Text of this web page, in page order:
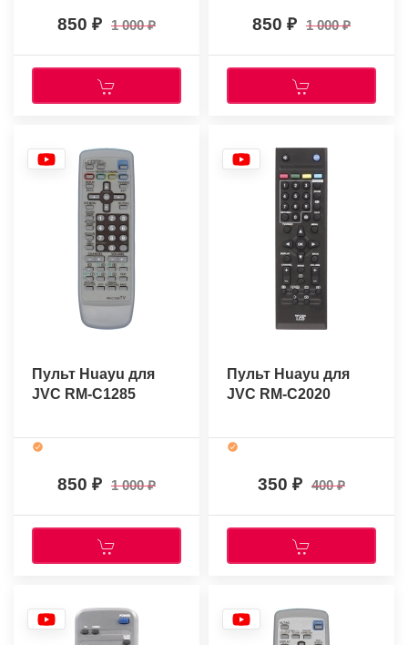
850 1 000 850 1 000
Пульт Huayu для
JVC RM-C1285
850 1 000
Пульт Huayu для
JVC RM-C2020
350 400